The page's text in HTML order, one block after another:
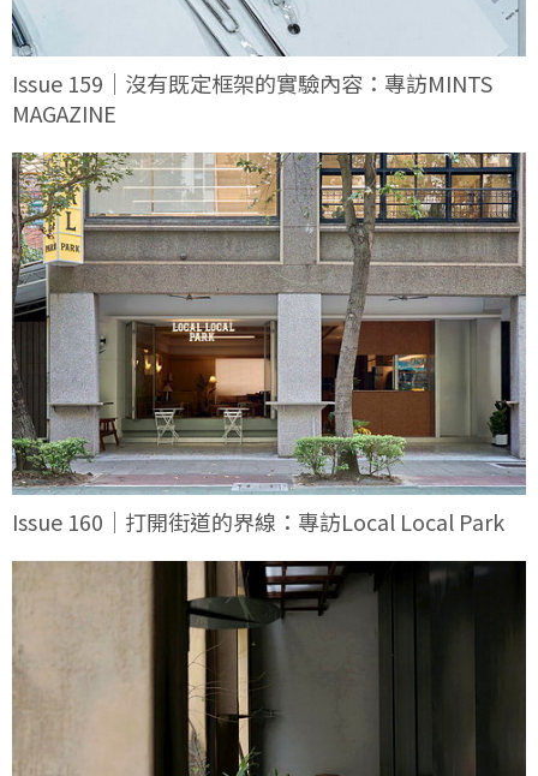
Issue 159｜沒有既定框架的實驗內容：專訪MINTS
MAGAZINE
Issue 160｜打開街道的界線：專訪Local Local Park